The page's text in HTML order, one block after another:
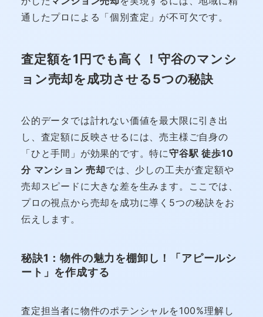
通したプロによる「個別査定」が不可欠です。
査定額を1円でも高く！守谷のマンシ
ョン売却を成功させる5つの秘訣
公的データでは計れない価値を最大限に引き出
し、査定額に反映させるには、売主様ご自身の
「ひと手間」が効果的です。特に守谷駅 徒歩10
分 マンション 売却では、少しの工夫が査定額や
売却スピードに大きな差を生みます。ここでは、
プロの視点から売却を成功に導く5つの秘訣をお
伝えします。
秘訣1：物件の魅力を棚卸し！「アピールシ
ート」を作成する
査定担当者に物件のポテンシャルを100%理解し